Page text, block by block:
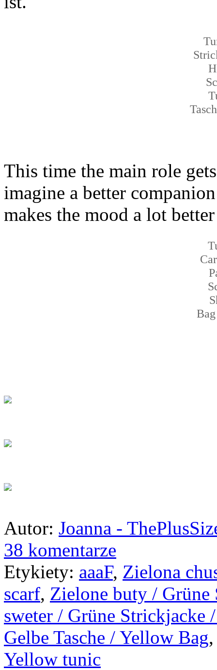
This time the main role
imagine a better
makes the mood a lot
Autor: Joanna -
38 komentarze
Etykiety: aaaF, Zielona
scarf, Zielone buty / Grüne
sweter / Grüne Strickjacke
Gelbe Tasche / Yellow Bag
Yellow tunic